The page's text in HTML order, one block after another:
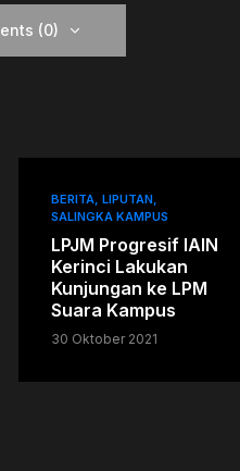
(0)
BERITA LIPUTAN
SALINGKA KAMPUS
LPJM Progresif IAIN
Kerinci Lakukan
Kunjungan ke LPM
Suara Kampus
30 Oktober 2021